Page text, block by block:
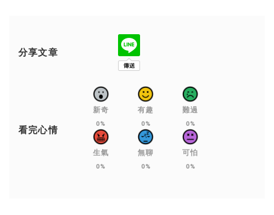
分享文章
看完心情
新奇
0%
有趣
0%
難過
0%
生氣
0%
無聊
0%
可怕
0%